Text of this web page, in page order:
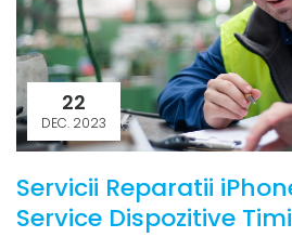
22
DEC. 2023
Servicii Reparatii
Service Dispozitive